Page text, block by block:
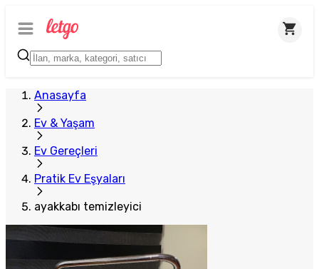
Anasayfa
Ev & Yaşam
Ev Gereçleri
Pratik Ev Eşyaları
ayakkabı temizleyici